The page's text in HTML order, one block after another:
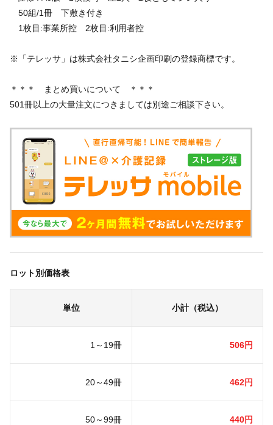
50組/1冊 下敷き付き
1枚目:事業所控 2枚目:利用者控
※「テレッサ」は株式会社タニシ企画印刷の登録商標です。
＊＊＊ まとめ買いについて ＊＊＊
501冊以上の大量注文につきましては別途ご相談下さい。
ロット別価格表
単位 小計（税込）
1～19冊 506円
20～49冊 462円
50～99冊 440円